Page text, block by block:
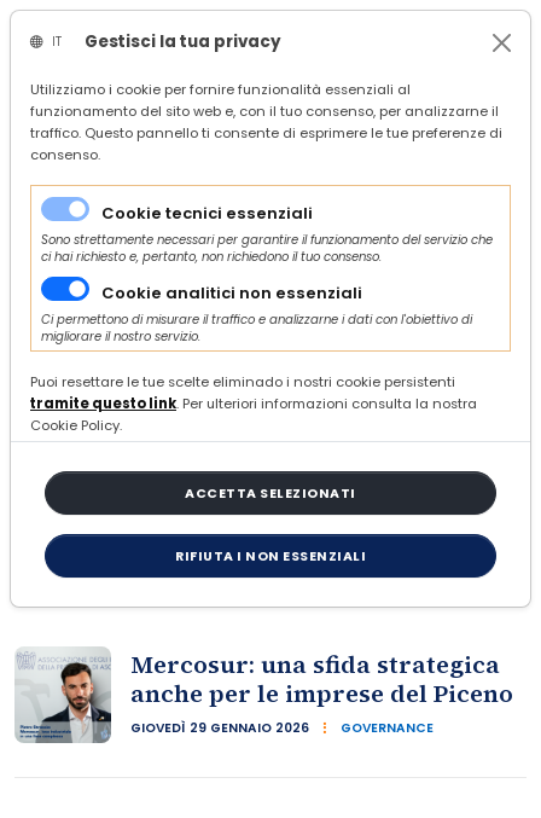
/ Confindustria Ascoli Piceno
/ search
/
51 ARTICOLI
ORDINA E FILTRA
Rassegna stampa 1733
SABATO 31 GENNAIO 2026
Rassegna stampa 1732
VENERDÌ 30 GENNAIO 2026 RASSEGNA STAMPA
Mercosur: una sfida strategica
anche per le imprese del Piceno
GIOVEDÌ 29 GENNAIO 2026 GOVERNANCE
IT Gestisci la tua privacy
Utilizziamo i cookie per fornire funzionalità essenziali al
funzionamento del sito web e, con il tuo consenso, per analizzarne il
traffico. Questo pannello ti consente di esprimere le tue preferenze di
consenso.
Cookie tecnici essenziali
Sono strettamente necessari per garantire il funzionamento del servizio che
ci hai richiesto e, pertanto, non richiedono il tuo consenso.
Cookie analitici non essenziali
Ci permettono di misurare il traffico e analizzarne i dati con l'obiettivo di
migliorare il nostro servizio.
Puoi resettare le tue scelte eliminado i nostri cookie persistenti
tramite questo link. Per ulteriori informazioni consulta la nostra
Cookie Policy.
ACCETTA SELEZIONATI
RIFIUTA I NON ESSENZIALI